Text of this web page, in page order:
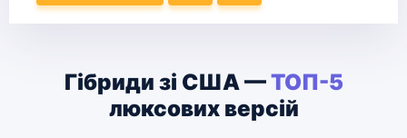
Гібриди зі США —ТОП-5
люксових версій